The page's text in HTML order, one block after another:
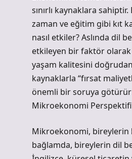
sınırlı kaynaklara
zaman ve eğitim gibi kıt
nasıl etkiler? Aslında dil
etkileyen bir faktör olarak
yaşam kalitesini
kaynaklarla “fırsat
önemli bir soruya
Mikroekonomi
Mikroekonomi, bireylerin
bağlamda, bireylerin dil